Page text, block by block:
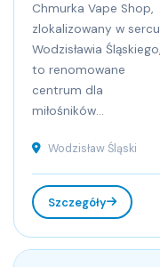
Chmurka Vape Shop,
zlokalizowany w sercu
Wodzisławia Śląskiego,
to renomowane
centrum dla
miłośników...
Wodzisław Śląski
Szczegóły